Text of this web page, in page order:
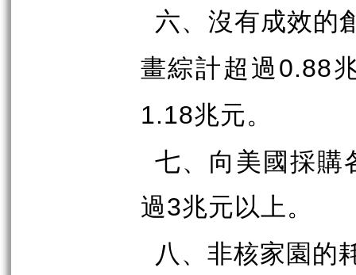
六、沒有成效的
畫綜計超過 0.88
1.18兆元。
七、向美國採購
過3兆元以上。
八、非核家園的